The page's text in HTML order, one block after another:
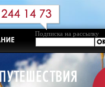
Подписка на рассылку